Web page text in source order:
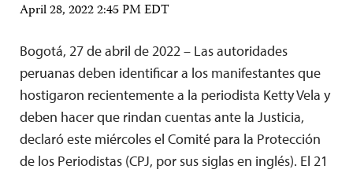
April 28, 2022 2:45 PM EDT
Bogotá, 27 de abril de 2022 – Las autoridades
peruanas deben identificar a los manifestantes que
hostigaron recientemente a la periodista Ketty Vela y
deben hacer que rindan cuentas ante la Justicia,
declaró este miércoles el Comité para la Protección
de los Periodistas (CPJ, por sus siglas en inglés). El 21